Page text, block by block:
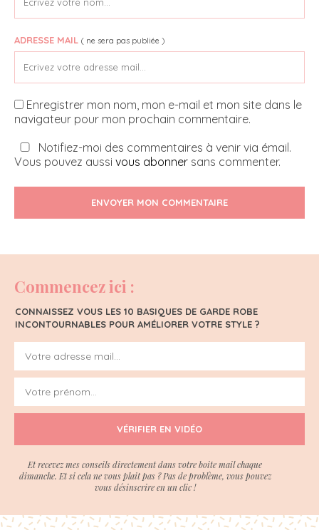
ADRESSE MAIL ( ne sera pas publiée )
Enregistrer mon nom, mon e-mail et mon site dans le
navigateur pour mon prochain commentaire.
Notifiez-moi des commentaires à venir via émail.
Vous pouvez aussi vous abonner sans commenter.
ENVOYER MON COMMENTAIRE
Commencez ici :
CONNAISSEZ VOUS LES 10 BASIQUES DE GARDE ROBE
INCONTOURNABLES POUR AMÉLIORER VOTRE STYLE ?
VÉRIFIER EN VIDÉO
Et recevez mes conseils directement dans votre boite mail chaque
dimanche. Et si cela ne vous plait pas ? Pas de problème, vous pouvez
vous désinscrire en un clic !